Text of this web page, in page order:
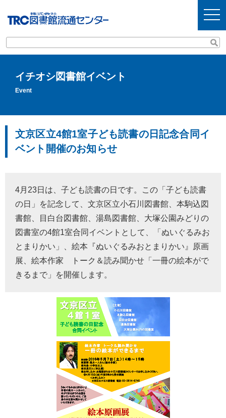
t
o
g
l
e
イチオシ図書館イベント
Event
文京区立4館1室子ども読書の日記念合同イ
ベント開催のお知らせ
4月23日は、子ども読書の日です。この「子ども読書
の日」を記念して、文京区立小石川図書館、本駒込図
書館、目白台図書館、湯島図書館、大塚公園みどりの
図書室の4館1室合同イベントとして、「ぬいぐるみお
とまりかい」、絵本『ぬいぐるみおとまりかい』原画
展、絵本作家 トーク＆読み聞かせ「一冊の絵本がで
きるまで」を開催します。